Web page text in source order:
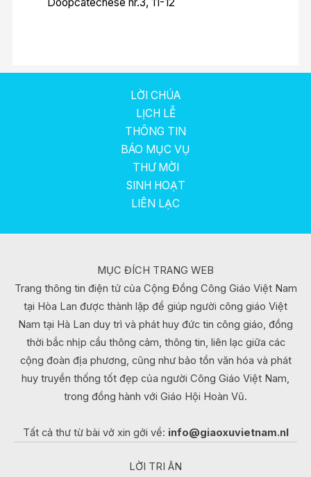
LỜI CHÚA
LỊCH LỄ
THÔNG TIN
BÁO MỤC VỤ
THƯ MỜI
SINH HOẠT
LIÊN LẠC
MỤC ĐÍCH TRANG WEB
Trang thông tin điện tử của Cộng Đồng Công Giáo Việt Nam
tại Hòa Lan được thành lập để giúp người công giáo Việt
Nam tại Hà Lan duy trì và phát huy đức tin công giáo, đồng
thời bắc nhịp cầu thông cảm, thông tin, liên lạc giữa các
cộng đoàn địa phương, cũng như bảo tồn văn hóa và phát
huy truyền thống tốt đẹp của người Công Giáo Việt Nam,
trong đồng hành với Giáo Hội Hoàn Vũ.
Tất cả thư từ bài vở xin gởi về: info@giaoxuvietnam.nl
LỜI TRI ÂN